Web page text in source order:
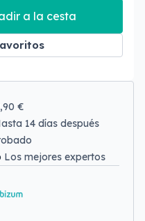
a la cesta
€
14 días después
Los mejores expertos